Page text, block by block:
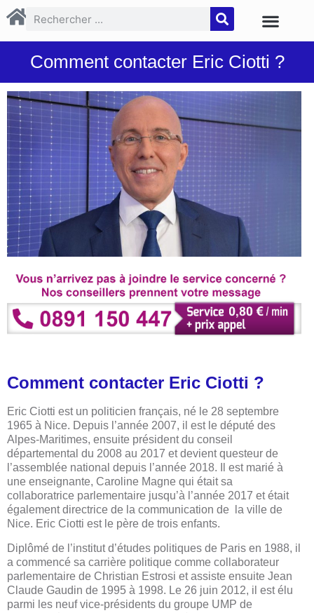
Comment contacter Eric Ciotti ?
Comment contacter Eric Ciotti ?
Eric Ciotti est un politicien français, né le 28 septembre
1965 à Nice. Depuis l’année 2007, il est le député des
Alpes-Maritimes, ensuite président du conseil
départemental du 2008 au 2017 et devient questeur de
l’assemblée national depuis l’année 2018. Il est marié à
une enseignante, Caroline Magne qui était sa
collaboratrice parlementaire jusqu’à l’année 2017 et était
également directrice de la communication de la ville de
Nice. Eric Ciotti est le père de trois enfants.
Diplômé de l’institut d’études politiques de Paris en 1988, il
a commencé sa carrière politique comme collaborateur
parlementaire de Christian Estrosi et assiste ensuite Jean
Claude Gaudin de 1995 à 1998. Le 26 juin 2012, il est élu
parmi les neuf vice-présidents du groupe UMP de